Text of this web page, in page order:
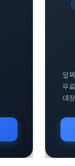
알
무
대